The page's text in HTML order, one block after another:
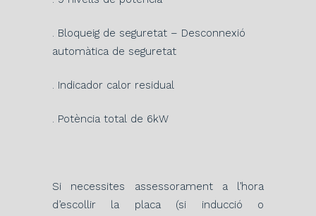
. Bloqueig de seguretat – Desconnexió
automàtica de seguretat
. Indicador calor residual
. Potència total de 6kW
Si necessites assessorament a l’hora
d’escollir la placa (si inducció o